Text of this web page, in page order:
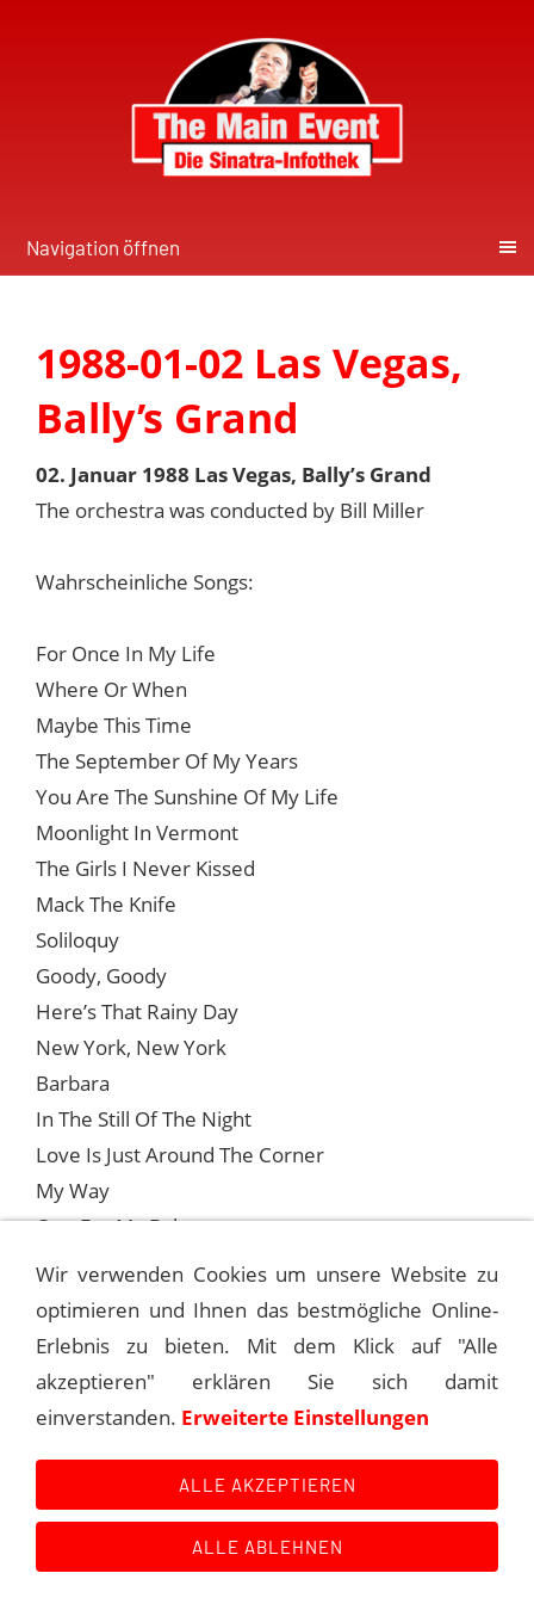
Navigation öffnen
1988-01-02 Las Vegas,
Bally’s Grand
02. Januar 1988 Las Vegas, Bally’s Grand
The orchestra was conducted by Bill Miller
Wahrscheinliche Songs:
For Once In My Life
Where Or When
Maybe This Time
The September Of My Years
You Are The Sunshine Of My Life
Moonlight In Vermont
The Girls I Never Kissed
Mack The Knife
Soliloquy
Goody, Goody
Here’s That Rainy Day
New York, New York
Barbara
In The Still Of The Night
Love Is Just Around The Corner
My Way
One For My Baby
Something
1988-01-01 LAS VEGAS, BALLY’S GRAND
1988-01-09 BRISBANE, SANCTUARY COVE
Main Event History
Wir verwenden Cookies um unsere Website zu
optimieren und Ihnen das bestmögliche Online-
Erlebnis zu bieten. Mit dem Klick auf "Alle
akzeptieren" erklären Sie sich damit
einverstanden. Erweiterte Einstellungen
ALLE AKZEPTIEREN
ALLE ABLEHNEN